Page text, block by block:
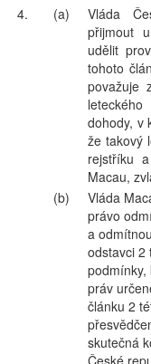
4.
(a)
Vláda
přijmout
udělit
tohoto
považuje
dohody, v
že takový
rejstříku
Macau,
(b)
Vláda
právo
a
odstavci 2
podmínky,
práv
článku 2
skutečná
České